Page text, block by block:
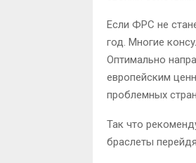
Если ФРС не
год. Многие
Оптимально
европейским
проблемных стран.
Так что
браслеты